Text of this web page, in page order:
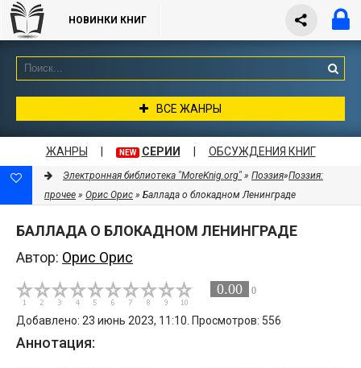
НОВИНКИ КНИГ
ВСЕ ЖАНРЫ
ЖАНРЫ NEW СЕРИИ ОБСУЖДЕНИЯ КНИГ
Электронная библиотека "MoreKnig.org" » Поэзия»Поэзия:
прочее » Орис Орис » Баллада о блокадном Ленинграде
БАЛЛАДА О БЛОКАДНОМ ЛЕНИНГРАДЕ
Автор: Орис Орис
0.00 0
Добавлено: 23 июнь 2023, 11:10. Просмотров: 556
Аннотация: